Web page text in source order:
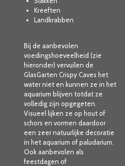
Kreeften
Landkrabben
Bij de aanbevolen
voedingshoeveelheid (zie
hieronder) vervuilen de
GlasGarten Crispy Caves het
water niet en kunnen ze in het
aquarium blijven totdat ze
volledig zijn opgegeten.
Visueel lijken ze op hout of
schors en vormen daardoor
een zeer natuurlijke decoratie
in het aquarium of paludarium.
Ook aanbevolen als
feestdagen of